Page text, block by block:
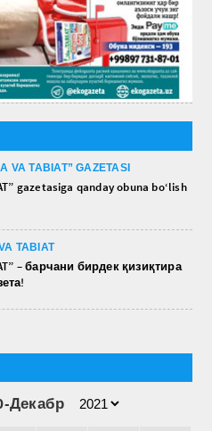
VA TABIAT” GAZETASI
gazetasiga qanday obuna bo‘lish
TABIAT
– барчани бирдек қизиқтира
Декабр